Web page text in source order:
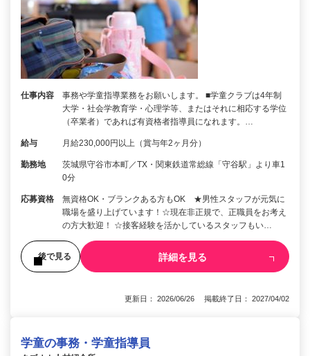
仕事内容
事務や学童指導業務をお願いします。 ■学童クラブは4年制
大学・社会学教育学・心理学等、またはそれに相応する学位
（卒業者）であれば有資格者指導員になれます。…
給与 月給230,000円以上（賞与年2ヶ月分）
勤務地
茨城県守谷市本町／TX・関東鉄道常総線「守谷駅」より車1
0分
応募資格
無資格OK・ブランクある方もOK ★男性スタッフが元気に
職場を盛り上げています！☆現在非正規で、正職員をお考え
の方大歓迎！ ☆接客経験を活かしているスタッフもい…
後で見る 詳細を見る
更新日： 2026/06/26 掲載終了日： 2027/04/02
学童の事務・学童指導員